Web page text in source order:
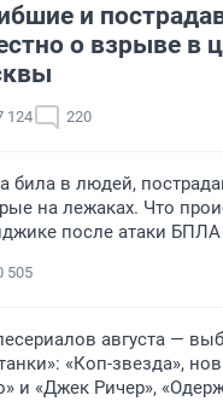
и
о взрыве в
124 220
била в людей,
на лежаках. Что
после атаки БПЛА
505
августа —
«Коп-звезда»,
и «Джек Ричер»,